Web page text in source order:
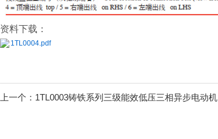
资料下载：
1TL0004.pdf
上一个： 1TL0003铸铁系列三级能效低压三相异步电动机